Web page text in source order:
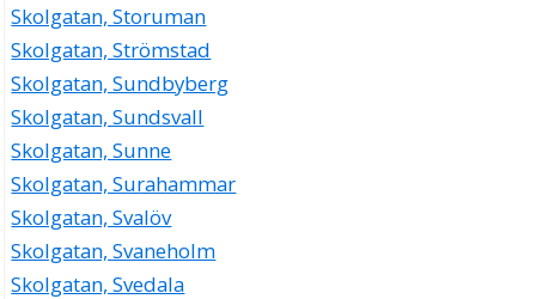
Skolgatan, Storuman
Skolgatan, Strömstad
Skolgatan, Sundbyberg
Skolgatan, Sundsvall
Skolgatan, Sunne
Skolgatan, Surahammar
Skolgatan, Svalöv
Skolgatan, Svaneholm
Skolgatan, Svedala